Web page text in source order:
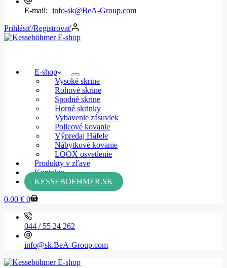
E-mail: info-sk@BeA-Group.com
Prihlásiť/Registrovať
E-shop
Vysoké skrine
Rohové skrine
Spodné skrine
Horné skrinky
Vybavenie zásuviek
Policové kovanie
Výpredaj Häfele
Nábytkové kovanie
LOOX osvetlenie
Produkty v zľave
Kontakty
KESSEBOEHMER.SK
0,00 € 0
044 / 55 24 262
info@sk.BeA-Group.com